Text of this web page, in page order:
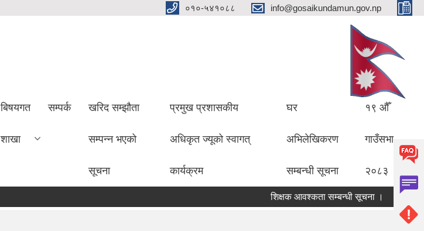
०१०-५४१०८८ info@gosaikundamun.gov.np
बिषयगत
शाखा
सम्पर्क खरिद सम्झौता
सम्पन्न भएको
सूचना
प्रमुख प्रशासकीय
अधिकृत ज्यूको स्वागत्
कार्यक्रम
घर
अभिलेखिकरण
सम्बन्धी सूचना
१९ औँ
गाउँसभा
२०८३
शिक्षक आवश्कता सम्बन्धी सूचना ।